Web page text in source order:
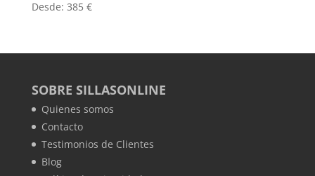
Desde: 385 €
SOBRE SILLASONLINE
Quienes somos
Contacto
Testimonios de Clientes
Blog